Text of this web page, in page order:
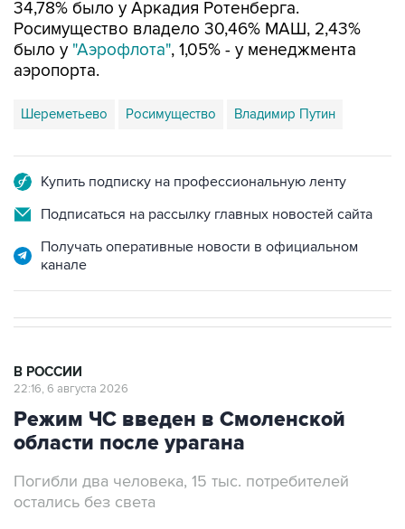
34,78% было у Аркадия Ротенберга.
Росимущество владело 30,46% МАШ, 2,43%
было у "Аэрофлота", 1,05% - у менеджмента
аэропорта.
Шереметьево Росимущество Владимир Путин
Купить подписку на профессиональную ленту
Подписаться на рассылку главных новостей сайта
Получать оперативные новости в официальном
канале
В РОССИИ
22:16, 6 августа 2026
Режим ЧС введен в Смоленской
области после урагана
Погибли два человека, 15 тыс. потребителей
остались без света